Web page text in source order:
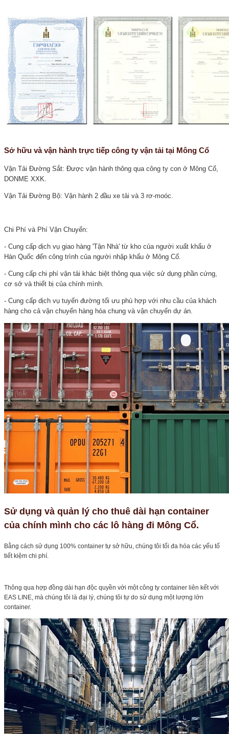
Sở hữu và vận hành trực tiếp công ty vận tải tại Mông Cổ
Vận Tải Đường Sắt: Được vận hành thông qua công ty con ở Mông Cổ,
DONME XXK.
Vận Tải Đường Bộ: Vận hành 2 đầu xe tải và 3 rơ-moóc.
Chi Phí và Phí Vận Chuyển:
- Cung cấp dịch vụ giao hàng 'Tận Nhà' từ kho của người xuất khẩu ở
Hàn Quốc đến công trình của người nhập khẩu ở Mông Cổ.
- Cung cấp chi phí vận tải khác biệt thông qua việc sử dụng phần cứng,
cơ sở và thiết bị của chính mình.
- Cung cấp dịch vụ tuyến đường tối ưu phù hợp với nhu cầu của khách
hàng cho cả vận chuyển hàng hóa chung và vận chuyển dự án.
Sử dụng và quản lý cho thuê dài hạn container
của chính mình cho các lô hàng đi Mông Cổ.
Bằng cách sử dụng 100% container tự sở hữu, chúng tôi tối đa hóa các yếu tố
tiết kiệm chi phí.
Thông qua hợp đồng dài hạn độc quyền với một công ty container liên kết với
EAS LINE, mà chúng tôi là đại lý, chúng tôi tự do sử dụng một lượng lớn
container.